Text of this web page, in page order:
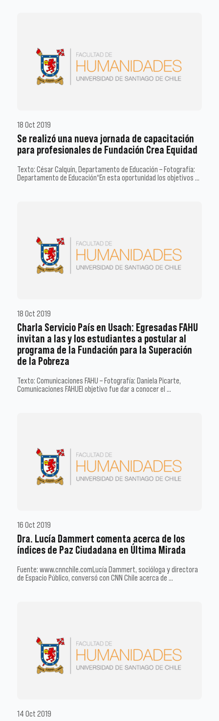
18 Oct 2019
Se realizó una nueva jornada de capacitación
para profesionales de Fundación Crea Equidad
Texto: César Calquín, Departamento de Educación – Fotografía:
Departamento de Educación“En esta oportunidad los objetivos …
18 Oct 2019
Charla Servicio País en Usach: Egresadas FAHU
invitan a las y los estudiantes a postular al
programa de la Fundación para la Superación
de la Pobreza
Texto: Comunicaciones FAHU – Fotografía: Daniela Picarte,
Comunicaciones FAHUEl objetivo fue dar a conocer el …
16 Oct 2019
Dra. Lucía Dammert comenta acerca de los
índices de Paz Ciudadana en Última Mirada
Fuente: www.cnnchile.comLucía Dammert, socióloga y directora
de Espacio Público, conversó con CNN Chile acerca de …
14 Oct 2019